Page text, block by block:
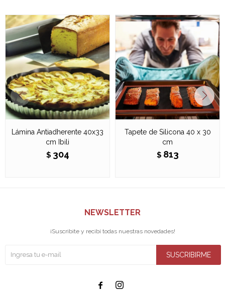
Lámina Antiadherente 40x33
cm Ibili
$ 304
Tapete de Silicona 40 x 30
cm
$ 813
NEWSLETTER
¡Suscribite y recibí todas nuestras novedades!
SUSCRIBIRME
 